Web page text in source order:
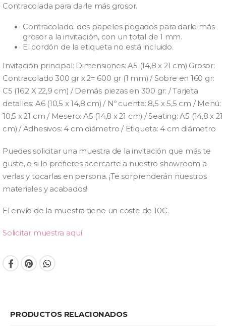
Contracolada para darle más grosor.
Contracolado: dos papeles pegados para darle más
grosor a la invitación, con un total de 1 mm.
El cordón de la etiqueta no está incluido.
Invitación principal: Dimensiones: A5 (14,8 x 21 cm) Grosor:
Contracolado 300 gr x 2= 600 gr (1 mm) / Sobre en 160 gr:
C5 (16,2 X 22,9 cm) / Demás piezas en 300 gr: / Tarjeta
detalles: A6 (10,5 x 14,8 cm) / Nº cuenta: 8,5 x 5,5 cm / Menú:
10,5 x 21 cm / Mesero: A5 (14,8 x 21 cm) / Seating: A5 (14,8 x 21
cm) / Adhesivos: 4 cm diámetro / Etiqueta: 4 cm diámetro
Puedes solicitar una muestra de la invitación que más te
guste, o si lo prefieres acercarte a nuestro showroom a
verlas y tocarlas en persona. ¡Te sorprenderán nuestros
materiales y acabados!
El envío de la muestra tiene un coste de 10€.
Solicitar muestra aquí
PRODUCTOS RELACIONADOS